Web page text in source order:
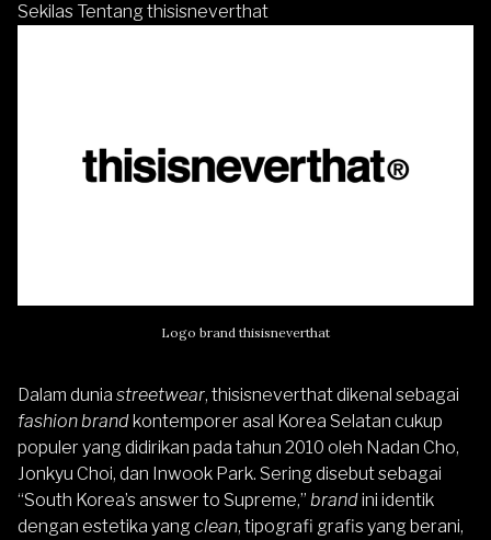
Sekilas Tentang thisisneverthat
Logo brand thisisneverthat
Dalam dunia streetwear, thisisneverthat dikenal sebagai
fashion brandkontemporer asal Korea Selatan cukup
populer yang didirikan pada tahun 2010 oleh Nadan Cho,
Jonkyu Choi, dan Inwook Park. Sering disebut sebagai
“South Korea’s answer to Supreme,” brandini identik
dengan estetika yang clean, tipografi grafis yang berani,